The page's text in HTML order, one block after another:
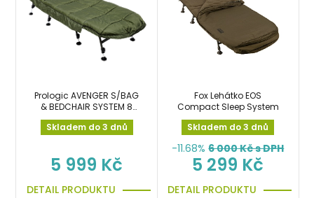
Prologic AVENGER S/BAG
& BEDCHAIR SYSTEM 8
LEGS 120kg lehátko se
spacákem
Skladem do 3 dnů
5 999 Kč
DETAIL PRODUKTU
Fox Lehátko EOS
Compact Sleep System
Skladem do 3 dnů
-11.68% 6 000Kč s DPH
5 299 Kč
DETAIL PRODUKTU